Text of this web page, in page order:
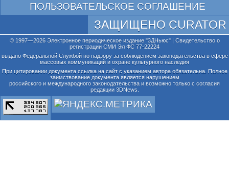
ПОЛЬЗОВАТЕЛЬСКОЕ СОГЛАШЕНИЕ
ЗАЩИЩЕНО CURATOR
© 1997—2026 Электронное периодическое издание "3ДНьюс" | Свидетельство о
регистрации СМИ Эл ФС 77-22224
выдано Федеральной Службой по надзору за соблюдением законодательства в сфере
массовых коммуникаций и охране культурного наследия
При цитировании документа ссылка на сайт с указанием автора обязательна. Полное
заимствование документа является нарушением
российского и международного законодательства и возможно только с согласия
редакции 3DNews.